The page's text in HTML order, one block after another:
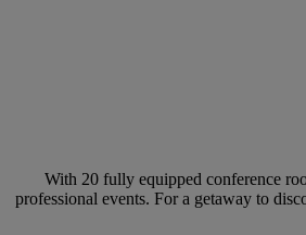
With 20 fully equipped conference
professional events. For a getaway to